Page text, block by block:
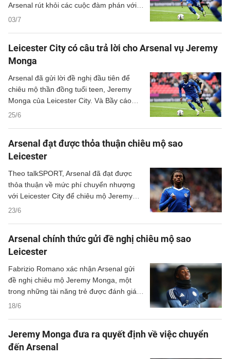
03/7
Arsenal rút khỏi các cuộc đàm phán với
cầu thủ chạy cánh của Leicester City.
Leicester City có câu trả lời cho Arsenal vụ Jeremy
Monga
25/6
Arsenal đã gửi lời đề nghị đầu tiên để
chiêu mộ thần đồng tuổi teen, Jeremy
Monga của Leicester City. Và Bầy cáo
cũng đã có câu trả lời cho Pháo thủ.
Arsenal đạt được thỏa thuận chiêu mộ sao
Leicester
23/6
Theo talkSPORT, Arsenal đã đạt được
thỏa thuận về mức phí chuyển nhượng
với Leicester City để chiêu mộ Jeremy
Monga, vượt qua sự cạnh tranh từ MU và
Arsenal chính thức gửi đề nghị chiêu mộ sao
Leicester
18/6
Fabrizio Romano xác nhận Arsenal gửi
đề nghị chiêu mộ Jeremy Monga, một
trong những tài năng trẻ được đánh giá
cao nhất hiện tại.
Jeremy Monga đưa ra quyết định về việc chuyển
đến Arsenal